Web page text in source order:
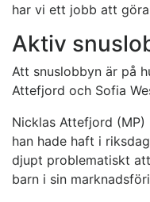
har vi ett jobb att
Aktiv
Att snuslobbyn är på
Attefjord och Sofia
Nicklas Attefjord
han hade haft i
djupt problematiskt
barn i sin